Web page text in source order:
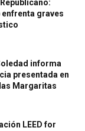
graves
informa
presentada en
Margaritas
LEED for